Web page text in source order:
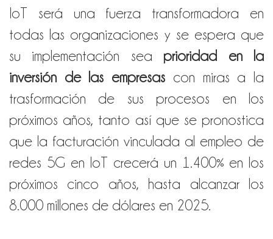
IoT será una fuerza transformadora en
todas las organizaciones y se espera que
su implementación sea prioridad en la
inversión de las empresas con miras a la
trasformación de sus procesos en los
próximos años, tanto así que se pronostica
que la facturación vinculada al empleo de
redes 5G en IoT crecerá un 1.400% en los
próximos cinco años, hasta alcanzar los
8.000 millones de dólares en 2025.